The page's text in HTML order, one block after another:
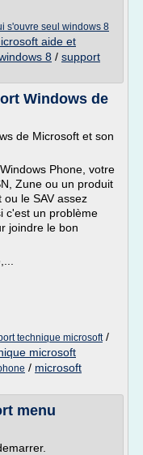
s'ouvre seul windows 8
aide et
8 / support
Windows de
de Microsoft et son
Phone, votre
Zune ou un produit
le SAV assez
c'est un problème
joindre le bon
technique microsoft/
microsoft
/ microsoft
menu